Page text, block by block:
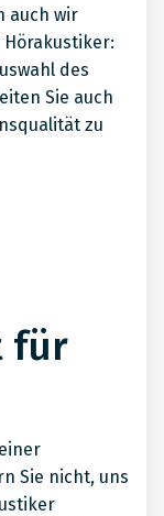
auch wir
des
Sie auch
zu
für
Sie nicht, uns